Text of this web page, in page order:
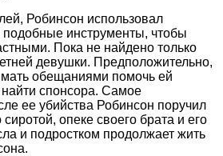
Робинсон использовал
подобные инструменты, чтобы
Пока не найдено только
девушки. Предположительно,
обещаниями помочь ей
спонсора. Самое
ее убийства Робинсон поручил
опеке своего брата и его
и подростком продолжает жить